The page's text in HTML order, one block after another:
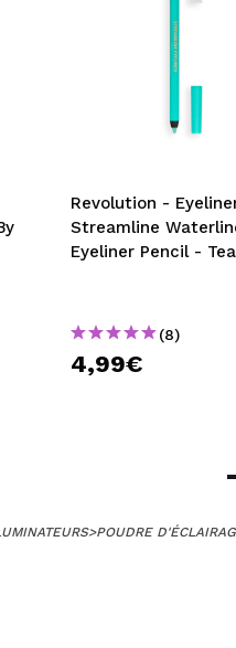
Revolution - Eyeliner
Streamline
Eyeliner Pencil -
(8)
4,99€
>POUDRE